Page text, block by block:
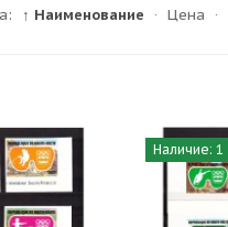
↑ Наименование · Цена ·
Наличие: 1